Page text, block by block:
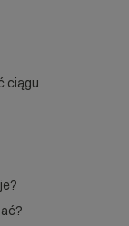
ciągu